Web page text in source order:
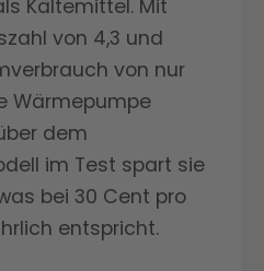
Kältemittel. Mit
von 4,3 und
von nur
Wärmepumpe
dem
im Test spart sie
bei 30 Cent pro
entspricht.